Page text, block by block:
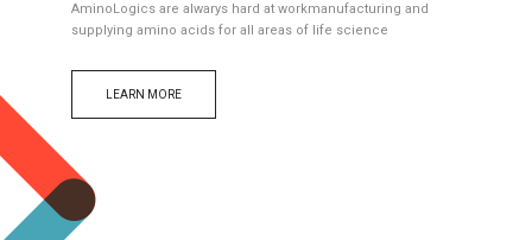
AminoLogics are alwarys hard at workmanufacturing and
supplying amino acids for all areas of life science
LEARN MORE